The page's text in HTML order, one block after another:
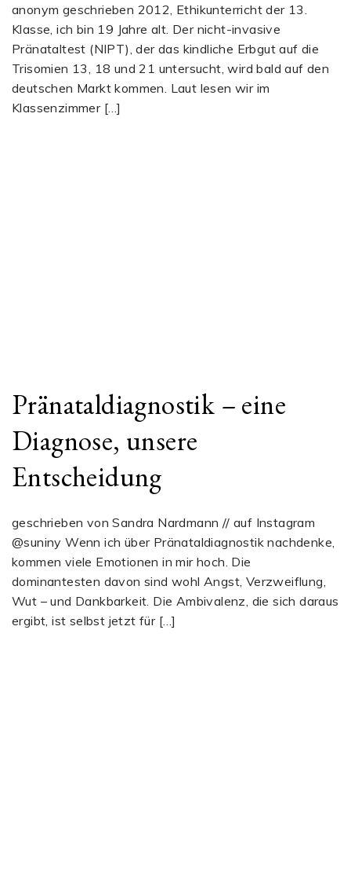
anonym geschrieben 2012, Ethikunterricht der 13.
Klasse, ich bin 19 Jahre alt. Der nicht-invasive
Pränataltest (NIPT), der das kindliche Erbgut auf die
Trisomien 13, 18 und 21 untersucht, wird bald auf den
deutschen Markt kommen. Laut lesen wir im
Klassenzimmer […]
Pränataldiagnostik – eine
Diagnose, unsere
Entscheidung
geschrieben von Sandra Nardmann // auf Instagram
@suniny Wenn ich über Pränataldiagnostik nachdenke,
kommen viele Emotionen in mir hoch. Die
dominantesten davon sind wohl Angst, Verzweiflung,
Wut – und Dankbarkeit. Die Ambivalenz, die sich daraus
ergibt, ist selbst jetzt für […]